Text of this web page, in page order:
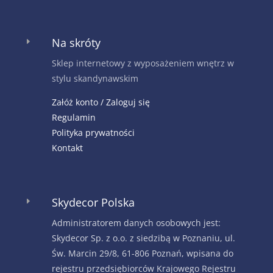
E Na skróty
Sklep internetowy z wyposażeniem wnętrz w
stylu skandynawskim
Załóż konto / Zaloguj się
Regulamin
Polityka prywatności
Kontakt
E Skydecor Polska
Administratorem danych osobowych jest:
Skydecor Sp. z o.o. z siedzibą w Poznaniu, ul.
Św. Marcin 29/8, 61-806 Poznań, wpisana do
rejestru przedsiębiorców Krajowego Rejestru